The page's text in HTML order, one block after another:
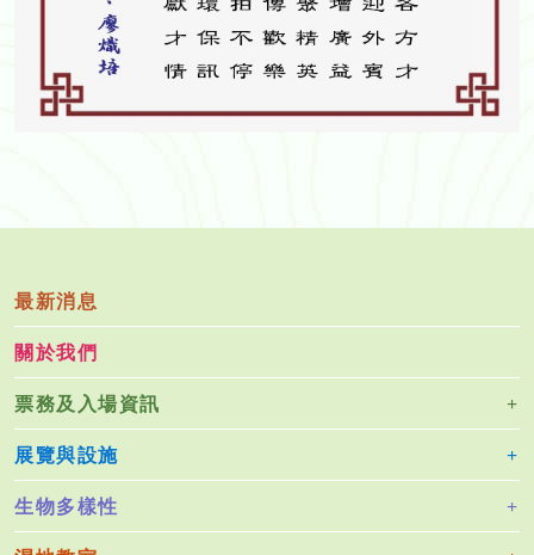
最新消息
關於我們
票務及入場資訊
展覽與設施
生物多樣性